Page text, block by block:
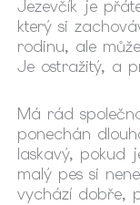
Jezevčík je
který si
rodinu, ale
Je ostražitý, a
Má rád
ponechán
laskavý, pokud
malý pes si
vychází dobře,